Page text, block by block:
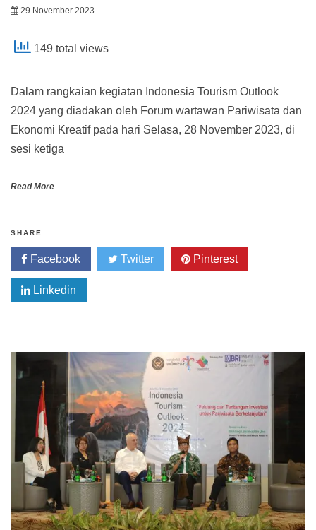
29 November 2023
149 total views
Dalam rangkaian kegiatan Indonesia Tourism Outlook
2024 yang diadakan oleh Forum wartawan Pariwisata dan
Ekonomi Kreatif pada hari Selasa, 28 November 2023, di
sesi ketiga
Read More
SHARE
Facebook Twitter Pinterest
Linkedin